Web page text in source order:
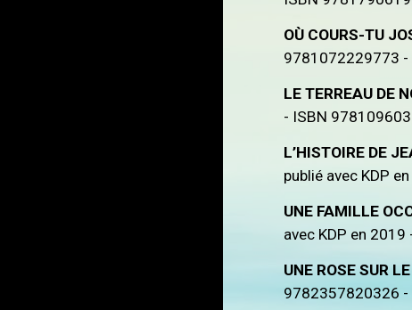
OÙ COURS-TU
9781072229773 -
LE TERREAU DE
- ISBN
L’HISTOIRE DE
publié avec KDP
UNE FAMILLE
avec KDP en
UNE ROSE SUR
9782357820326 -